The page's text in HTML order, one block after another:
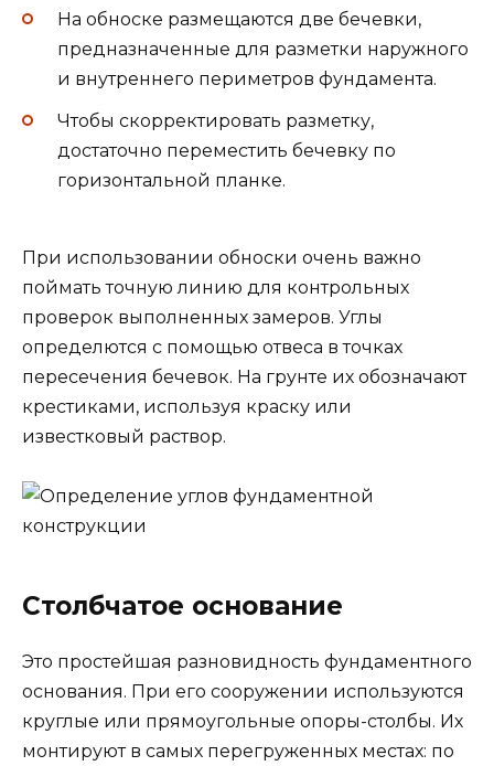
На обноске размещаются две бечевки,
предназначенные для разметки наружного
и внутреннего периметров фундамента.
Чтобы скорректировать разметку,
достаточно переместить бечевку по
горизонтальной планке.
При использовании обноски очень важно
поймать точную линию для контрольных
проверок выполненных замеров. Углы
определются с помощью отвеса в точках
пересечения бечевок. На грунте их обозначают
крестиками, используя краску или
известковый раствор.
Столбчатое основание
Это простейшая разновидность фундаментного
основания. При его сооружении используются
круглые или прямоугольные опоры-столбы. Их
монтируют в самых перегруженных местах: по